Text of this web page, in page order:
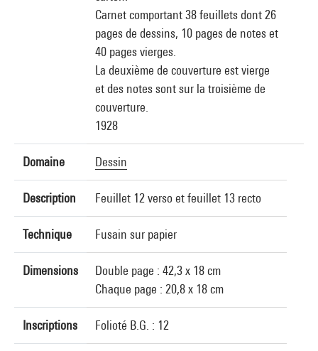
Carnet comportant 38 feuillets dont 26
pages de dessins, 10 pages de notes et
40 pages vierges.
La deuxième de couverture est vierge
et des notes sont sur la troisième de
couverture.
1928
Domaine Dessin
Description Feuillet 12 verso et feuillet 13 recto
Technique Fusain sur papier
Dimensions
Double page : 42,3 x 18 cm
Chaque page : 20,8 x 18 cm
Inscriptions Folioté B.G. : 12